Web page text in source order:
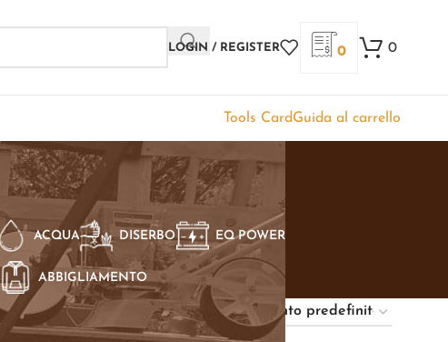
LOGIN / REGISTER 0 0
Tools CardGuida al carrello
ACQUA DISERBO EQ POWER
ABBIGLIAMENTO
Show 18 24